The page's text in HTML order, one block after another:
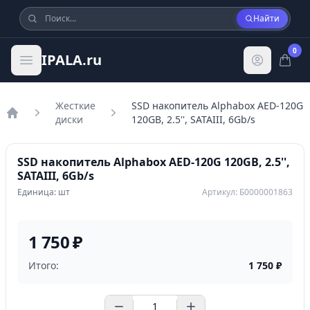
Найти
IPALA.ru
0
Жесткие
диски
SSD накопитель Alphabox AED-120G
120GB, 2.5'', SATAIII, 6Gb/s
SSD накопитель Alphabox AED-120G 120GB, 2.5'',
SATAIII, 6Gb/s
Единица: шт Артикул: Б0000001863
1 750 ₽
Итого: 1 750 ₽